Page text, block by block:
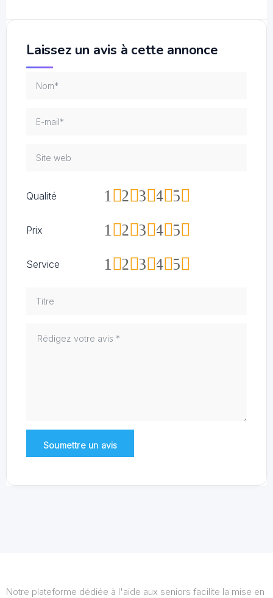
Laissez un avis à cette annonce
Qualité 5
4
3
2
1
Prix 5
4
3
2
1
Service 5
4
3
2
1
Notre plateforme dédiée à l'aide aux seniors facilite la mise en